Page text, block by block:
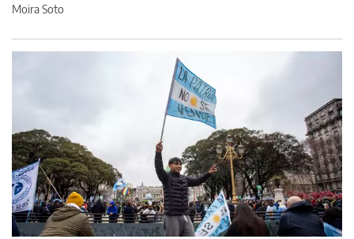
Moira Soto